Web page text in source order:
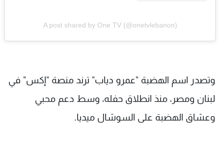
A post shared by One TV (@onetvlebanon)
وتصدر اسم الهضبة "عمرو دياب" ترند منصة "إكس" في
لبنان ومصر، منذ انطلاق حفله، وسط دعم محبي
وعشاق الهضبة على السوشال ميديا.